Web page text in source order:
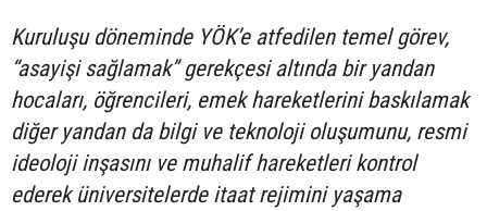
Kuruluşu döneminde YÖK’e atfedilen temel görev,
“asayişi sağlamak” gerekçesi altında bir yandan
hocaları, öğrencileri, emek hareketlerini baskılamak
diğer yandan da bilgi ve teknoloji oluşumunu, resmi
ideoloji inşasını ve muhalif hareketleri kontrol
ederek üniversitelerde itaat rejimini yaşama